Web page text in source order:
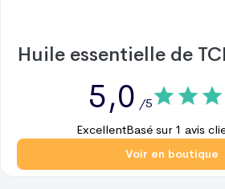
Huile essentielle de
5,0 /5
ExcellentBasé sur 1 avis
Voir en boutique